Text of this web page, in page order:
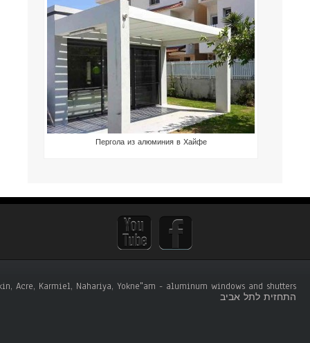
Пергола из алюминия в Хайфе
Acre, Karmiel, Nahariya, Yokne"am - aluminum windows and shutters .
התחזית לתל אביב